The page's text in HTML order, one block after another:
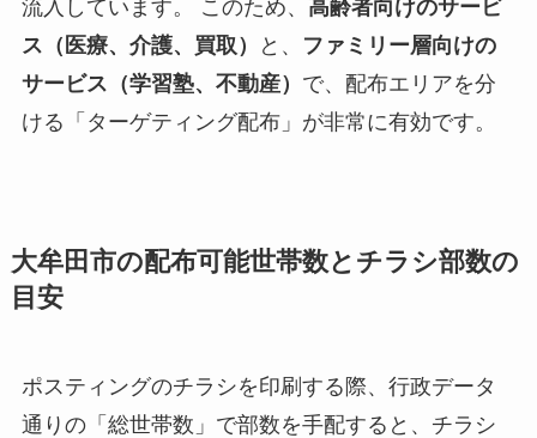
流入しています。 このため、 高齢者向けのサービ
ス（医療、介護、買取）
と、
ファミリー層向けの
サービス（学習塾、不動産） で、配布エリアを分
ける「ターゲティング配布」が非常に有効です。
大牟田市の配布可能世帯数とチラシ部数の
目安
ポスティングのチラシを印刷する際、行政データ
通りの「総世帯数」で部数を手配すると、チラシ